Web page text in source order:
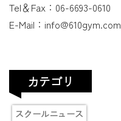
Tel＆Fax：06-6693-0610
E-Mail：info@610gym.com
カテゴリ
スクールニュース